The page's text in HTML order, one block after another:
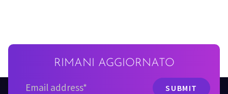
RIMANI AGGIORNATO